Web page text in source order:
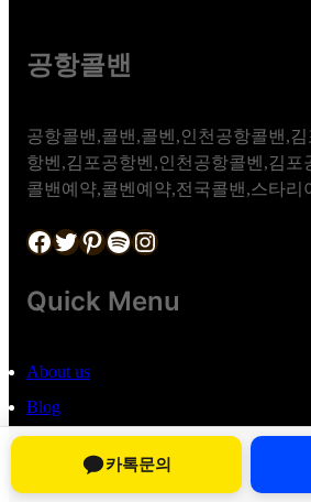
공항콜밴
공항콜밴,콜밴,콜벤,인천공항콜밴,
항벤,김포공항벤,인천공항콜벤,김포
콜밴예약,콜벤예약,전국콜밴,스타리
Facebook Twitter Pinterest Spotify Instagram
Quick Menu
About us
Blog
제2024-서울송파-2921호
786-08-03000
카톡문의